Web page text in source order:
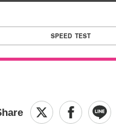
SPEED TEST